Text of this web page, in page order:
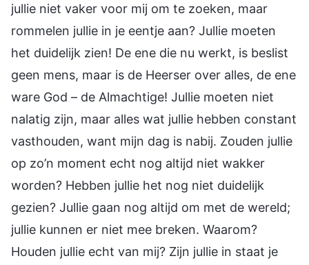
jullie niet vaker voor mij om te zoeken, maar
rommelen jullie in je eentje aan? Jullie moeten
het duidelijk zien! De ene die nu werkt, is beslist
geen mens, maar is de Heerser over alles, de ene
ware God – de Almachtige! Jullie moeten niet
nalatig zijn, maar alles wat jullie hebben constant
vasthouden, want mijn dag is nabij. Zouden jullie
op zo’n moment echt nog altijd niet wakker
worden? Hebben jullie het nog niet duidelijk
gezien? Jullie gaan nog altijd om met de wereld;
jullie kunnen er niet mee breken. Waarom?
Houden jullie echt van mij? Zijn jullie in staat je